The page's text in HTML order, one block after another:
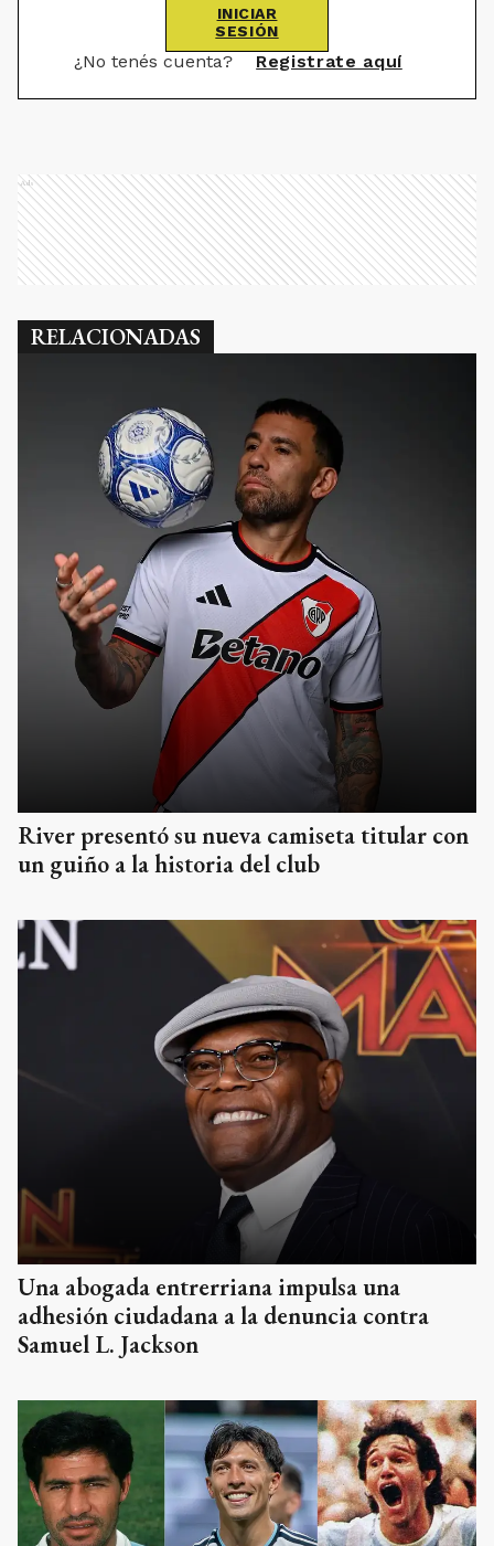
INICIAR
SESIÓN
¿No tenés cuenta? Registrate aquí
Ads
RELACIONADAS
River presentó su nueva camiseta titular con
un guiño a la historia del club
Una abogada entrerriana impulsa una
adhesión ciudadana a la denuncia contra
Samuel L. Jackson